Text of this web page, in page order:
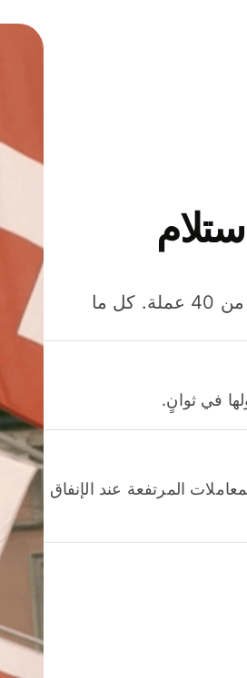
وفّر المال عند إرسال الأموال وإنفاقها واستلامها بأكثر من 40 عملة. كل ما
في ثوانٍ.
المرتفعة عند الإنفاق